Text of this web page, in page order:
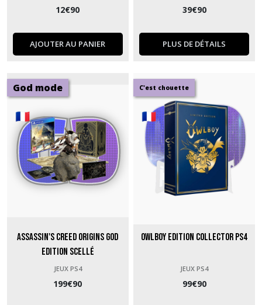
12€90
AJOUTER AU PANIER
39€90
PLUS DE DÉTAILS
God mode
Assassin's Creed Origins God
Edition Scellé
JEUX PS4
199€90
C'est chouette
Owlboy Edition Collector PS4
JEUX PS4
99€90